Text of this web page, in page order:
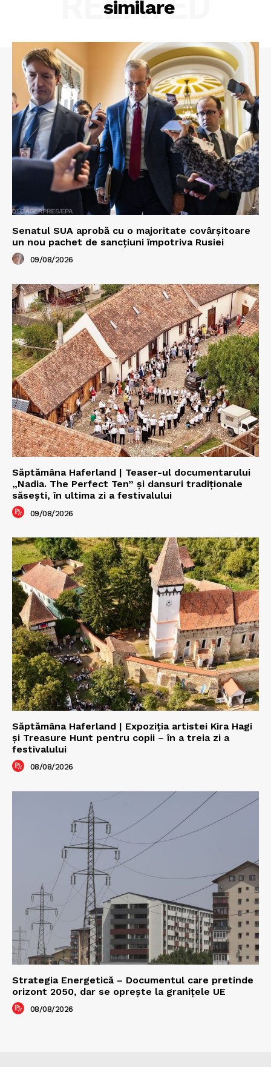
similare
Senatul SUA aprobă cu o majoritate covârșitoare
un nou pachet de sancțiuni împotriva Rusiei
09/08/2026
Săptămâna Haferland | Teaser-ul documentarului
„Nadia. The Perfect Ten” şi dansuri tradiţionale
săseşti, în ultima zi a festivalului
09/08/2026
Săptămâna Haferland | Expoziţia artistei Kira Hagi
şi Treasure Hunt pentru copii – în a treia zi a
festivalului
08/08/2026
Strategia Energetică – Documentul care pretinde
orizont 2050, dar se oprește la granițele UE
08/08/2026